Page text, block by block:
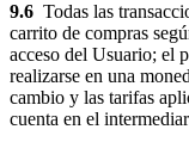
9.6 Todas las
carrito de compras
acceso del Usuario; el
realizarse en una
cambio y las tarifas
cuenta en el